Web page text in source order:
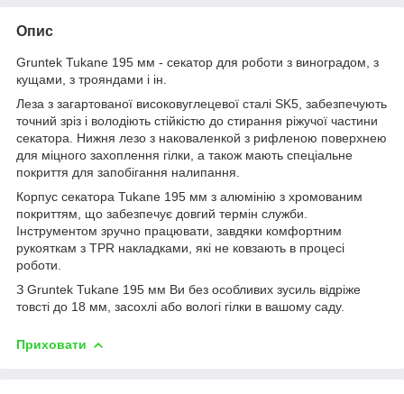
Опис
Gruntek Tukane 195 мм - секатор для роботи з виноградом, з
кущами, з трояндами і ін.
Леза з загартованої високовуглецевої сталі SK5, забезпечують
точний зріз і володіють стійкістю до стирання ріжучої частини
секатора. Нижня лезо з наковаленкой з рифленою поверхнею
для міцного захоплення гілки, а також мають спеціальне
покриття для запобігання налипання.
Корпус секатора Tukane 195 мм з алюмінію з хромованим
покриттям, що забезпечує довгий термін служби.
Інструментом зручно працювати, завдяки комфортним
рукояткам з TPR накладками, які не ковзають в процесі
роботи.
З Gruntek Tukane 195 мм Ви без особливих зусиль відріже
товсті до 18 мм, засохлі або вологі гілки в вашому саду.
Приховати